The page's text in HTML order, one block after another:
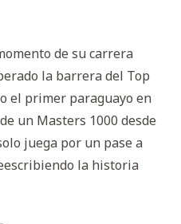
de su carrera
la barrera del Top
el primer paraguayo en
un Masters 1000 desde
juega por un pase a
la historia